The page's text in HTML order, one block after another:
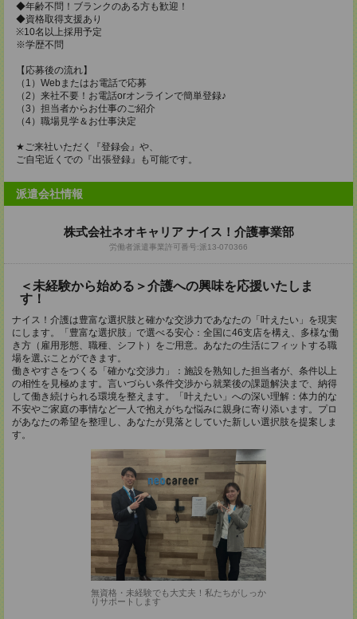
◆年齢不問！ブランクのある方も歓迎！
◆資格取得支援あり
※10名以上採用予定
※学歴不問
【応募後の流れ】
（1）Webまたはお電話で応募
（2）来社不要！お電話orオンラインで簡単登録♪
（3）担当者からお仕事のご紹介
（4）職場見学＆お仕事決定
★ご来社いただく『登録会』や、
ご自宅近くでの『出張登録』も可能です。
派遣会社情報
株式会社ネオキャリア ナイス！介護事業部
労働者派遣事業許可番号:派13-070366
＜未経験から始める＞介護への興味を応援いたしま
す！
ナイス！介護は豊富な選択肢と確かな交渉力であなたの「叶えたい」を現実
にします。「豊富な選択肢」で選べる安心：全国に46支店を構え、多様な働
き方（雇用形態、職種、シフト）をご用意。あなたの生活にフィットする職
場を選ぶことができます。
働きやすさをつくる「確かな交渉力」：施設を熟知した担当者が、条件以上
の相性を見極めます。言いづらい条件交渉から就業後の課題解決まで、納得
して働き続けられる環境を整えます。「叶えたい」への深い理解：体力的な
不安やご家庭の事情など一人で抱えがちな悩みに親身に寄り添います。プロ
があなたの希望を整理し、あなたが見落としていた新しい選択肢を提案しま
す。
無資格・未経験でも大丈夫！私たちがしっか
りサポートします